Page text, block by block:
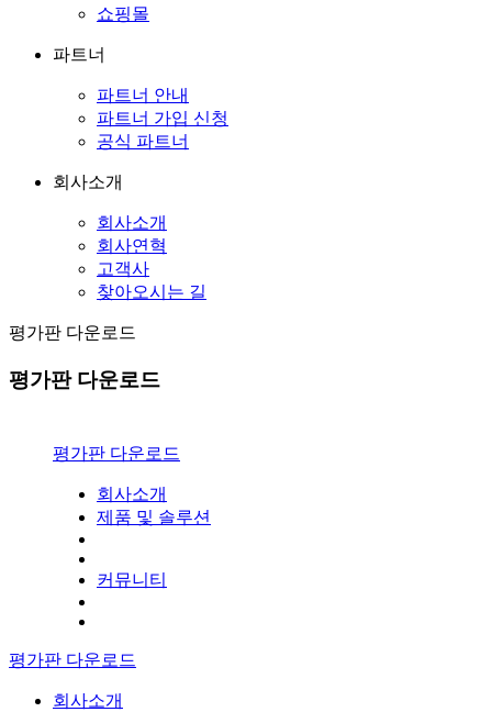
쇼핑몰
파트너
파트너 안내
파트너 가입 신청
공식 파트너
회사소개
회사소개
회사연혁
고객사
찾아오시는 길
평가판 다운로드
평가판 다운로드
평가판 다운로드
회사소개
제품 및 솔루션
커뮤니티
평가판 다운로드
회사소개